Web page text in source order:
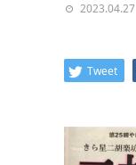
2023.04.27
Tweet